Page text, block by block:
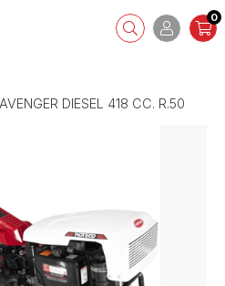
0
DIESEL 418 CC. R.50